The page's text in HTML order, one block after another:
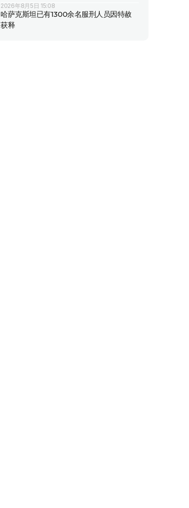
2026年8月5日 15:08
哈萨克斯坦已有1300余名服刑人员因特赦
获释